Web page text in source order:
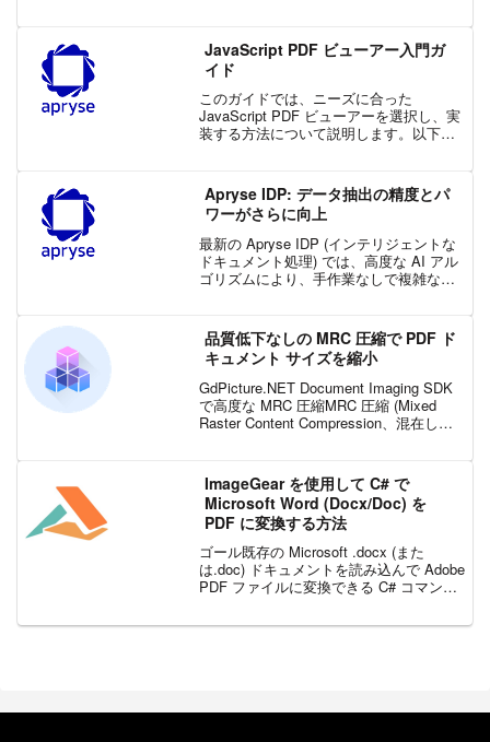
は高等学校以降のより高度な教育段階
で、バーコードはデジタ...
JavaScript PDF ビューアー入門ガ
イド
このガイドでは、ニーズに合った
JavaScript PDF ビューアーを選択し、実
装する方法について説明します。以下の
は Web ページに埋め込むための非常に
人...
Apryse IDP: データ抽出の精度とパ
ワーがさらに向上
最新の Apryse IDP (インテリジェントな
ドキュメント処理) では、高度な AI アル
ゴリズムにより、手作業なしで複雑なド
ム処理や改良されたテーブル認識などの
強...
品質低下なしの MRC 圧縮で PDF ド
キュメント サイズを縮小
GdPicture.NET Document Imaging SDK
で高度な MRC 圧縮MRC 圧縮 (Mixed
Raster Content Compression、混在した
ImageGear を使用して C# で
Microsoft Word (Docx/Doc) を
PDF に変換する方法
ゴール既存の Microsoft .docx (また
は.doc) ドキュメントを読み込んで Adobe
PDF ファイルに変換できる C# コマンド
Microsoft Windows 7 それ以降 Mic...